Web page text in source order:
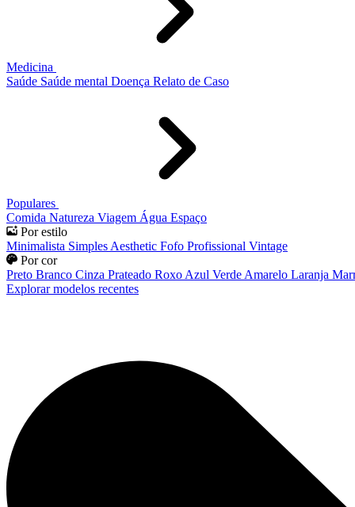
Medicina
Saúde Saúde mental Doença Relato de Caso
Populares
Comida Natureza Viagem Água Espaço
Por estilo
Minimalista Simples Aesthetic Fofo Profissional Vintage
Por cor
Preto Branco Cinza Prateado Roxo Azul Verde Amarelo Laranja
Explorar modelos recentes